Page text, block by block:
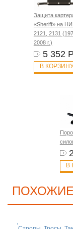
Защита
«Sheriff» на
2121, 2131
2008 г.)
5 352
В
В